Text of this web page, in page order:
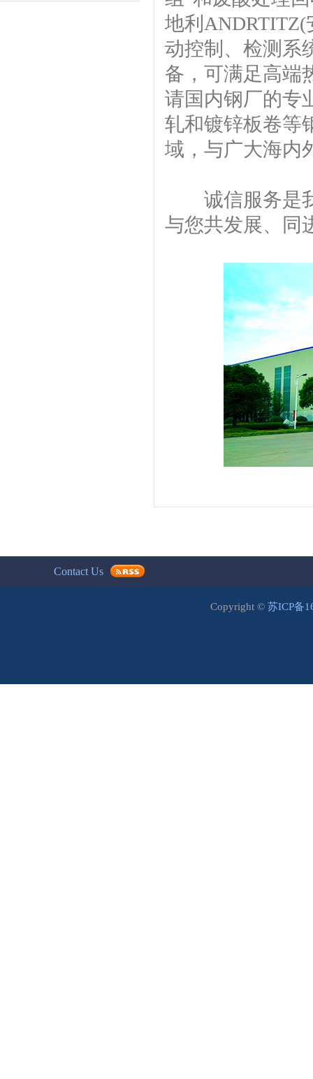
地利
动控制、检测系
备，可满足高端
请国内钢厂的专
轧和镀锌板卷等
域，与广大海内
诚信服务是我
与您共发展、同
Contact Us
Copyright © 苏ICP备